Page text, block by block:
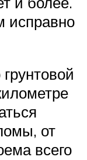
исправно
от
всего